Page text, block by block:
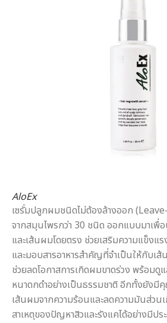
AloEx
เซรั่มปลูกผมชนิดไม่ต้องล้างออก
จากสมุนไพรกว่า 30 ชนิด ออกแบบมาเพื่
และเส้นผมโดยตรง ช่วยเสริมความแข็งแ
และมอบสารอาหารสำคัญที่จำเป็นให้กับเ
ช่วยลดโอกาสการเกิดผมขาดร่วง พร้อม
หนาดกดำอย่างเป็นธรรมชาติ อีกทั้งยัง
เส้นผมจากความร้อนและลดความมันส่วน
สาเหตุของปัญหาสิวและรังแคได้อย่างมีปร